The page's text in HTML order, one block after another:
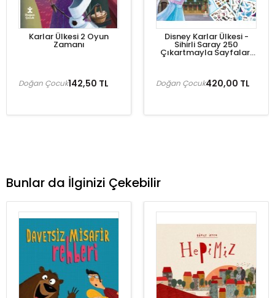
Karlar Ülkesi 2 Oyun
Zamanı
142,50 TL
Doğan Çocuk
Disney Karlar Ülkesi -
Sihirli Saray 250
Çıkartmayla Sayfaları
Süsle!
420,00 TL
Doğan Çocuk
Bunlar da İlginizi Çekebilir